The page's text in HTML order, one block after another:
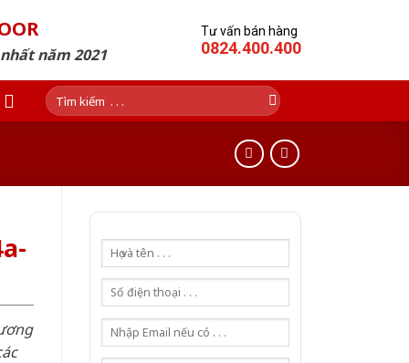
năm 2021
Tư vấn bán hàng
0824.400.400
Tìm
kiếm: